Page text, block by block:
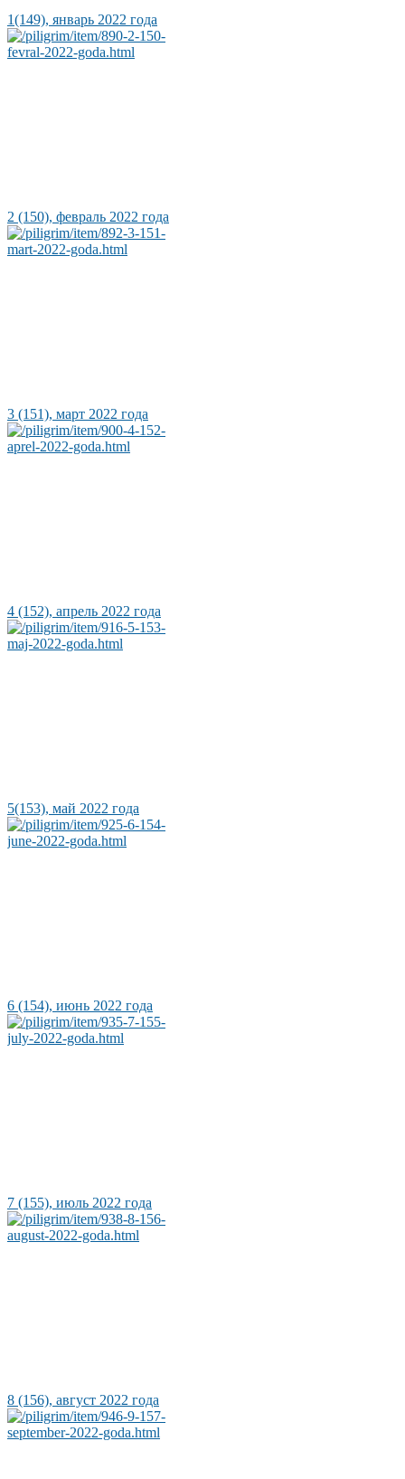
1(149), январь 2022 года
2 (150), февраль 2022 года
3 (151), март 2022 года
4 (152), апрель 2022 года
5(153), май 2022 года
6 (154), июнь 2022 года
7 (155), июль 2022 года
8 (156), август 2022 года